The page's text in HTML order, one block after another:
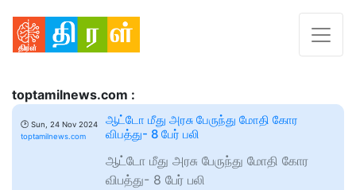
toptamilnews.com :
🕑 Sun, 24 Nov 2024
toptamilnews.com
ஆட்டோ மீது அரசு பேருந்து மோதி கோர
விபத்து- 8 பேர் பலி
ஆட்டோ மீது அரசு பேருந்து மோதி கோர
விபத்து- 8 பேர் பலி